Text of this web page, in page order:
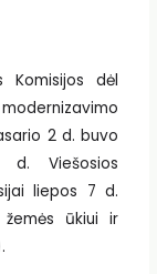
Komisijos dėl
2 d. buvo
Viešosios
liepos 7 d.
žemės ūkiui ir